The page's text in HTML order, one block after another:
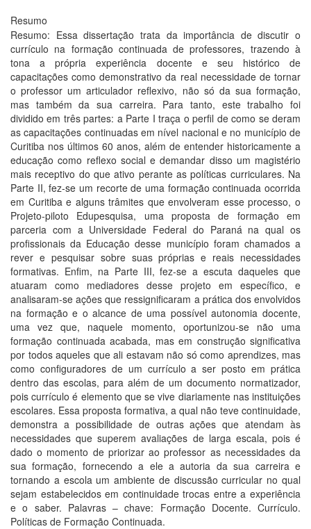
Resumo
Resumo: Essa dissertação trata da importância de discutir o
currículo na formação continuada de professores, trazendo à
tona a própria experiência docente e seu histórico de
capacitações como demonstrativo da real necessidade de tornar
o professor um articulador reflexivo, não só da sua formação,
mas também da sua carreira. Para tanto, este trabalho foi
dividido em três partes: a Parte I traça o perfil de como se deram
as capacitações continuadas em nível nacional e no município de
Curitiba nos últimos 60 anos, além de entender historicamente a
educação como reflexo social e demandar disso um magistério
mais receptivo do que ativo perante as políticas curriculares. Na
Parte II, fez-se um recorte de uma formação continuada ocorrida
em Curitiba e alguns trâmites que envolveram esse processo, o
Projeto-piloto Edupesquisa, uma proposta de formação em
parceria com a Universidade Federal do Paraná na qual os
profissionais da Educação desse município foram chamados a
rever e pesquisar sobre suas próprias e reais necessidades
formativas. Enfim, na Parte III, fez-se a escuta daqueles que
atuaram como mediadores desse projeto em específico, e
analisaram-se ações que ressignificaram a prática dos envolvidos
na formação e o alcance de uma possível autonomia docente,
uma vez que, naquele momento, oportunizou-se não uma
formação continuada acabada, mas em construção significativa
por todos aqueles que ali estavam não só como aprendizes, mas
como configuradores de um currículo a ser posto em prática
dentro das escolas, para além de um documento normatizador,
pois currículo é elemento que se vive diariamente nas instituições
escolares. Essa proposta formativa, a qual não teve continuidade,
demonstra a possibilidade de outras ações que atendam às
necessidades que superem avaliações de larga escala, pois é
dado o momento de priorizar ao professor as necessidades da
sua formação, fornecendo a ele a autoria da sua carreira e
tornando a escola um ambiente de discussão curricular no qual
sejam estabelecidos em continuidade trocas entre a experiência
e o saber. Palavras – chave: Formação Docente. Currículo.
Políticas de Formação Continuada.